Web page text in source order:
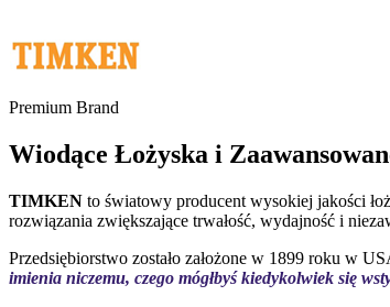
Premium Brand
Wiodące Łożyska i
TIMKEN to światowy producent wysokiej jakości
rozwiązania zwiększające trwałość, wydajność i
Przedsiębiorstwo zostało założone w 1899 roku w
imienia niczemu, czego mógłbyś kiedykolwiek się